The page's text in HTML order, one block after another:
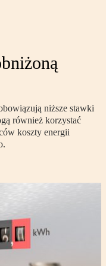
niższe stawki
również korzystać
koszty energii